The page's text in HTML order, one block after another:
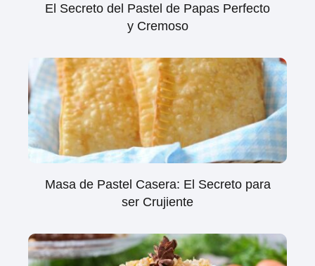
El Secreto del Pastel de Papas Perfecto
y Cremoso
Masa de Pastel Casera: El Secreto para
ser Crujiente